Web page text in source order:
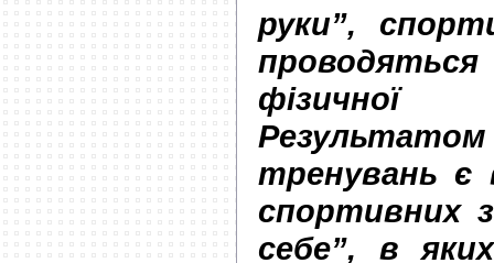
руки”,
фізичної
тренувань є
спортивних
себе”, в